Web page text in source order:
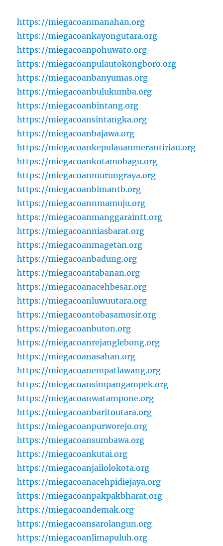
https://miegacoanmanahan.org
https://miegacoankayongutara.org
https://miegacoanpohuwato.org
https://miegacoanpulautokongboro.org
https://miegacoanbanyumas.org
https://miegacoanbulukumba.org
https://miegacoanbintang.org
https://miegacoansintangka.org
https://miegacoanbajawa.org
https://miegacoankepulauanmerantiriau.org
https://miegacoankotamobagu.org
https://miegacoanmurungraya.org
https://miegacoanbimantb.org
https://miegacoannmamuju.org
https://miegacoanmanggaraintt.org
https://miegacoanniasbarat.org
https://miegacoanmagetan.org
https://miegacoanbadung.org
https://miegacoantabanan.org
https://miegacoanacehbesar.org
https://miegacoanluwuutara.org
https://miegacoantobasamosir.org
https://miegacoanbuton.org
https://miegacoanrejanglebong.org
https://miegacoanasahan.org
https://miegacoanempatlawang.org
https://miegacoansimpangampek.org
https://miegacoanwatampone.org
https://miegacoanbaritoutara.org
https://miegacoanpurworejo.org
https://miegacoansumbawa.org
https://miegacoankutai.org
https://miegacoanjailolokota.org
https://miegacoanacehpidiejaya.org
https://miegacoanpakpakbharat.org
https://miegacoandemak.org
https://miegacoansarolangun.org
https://miegacoanlimapuluh.org